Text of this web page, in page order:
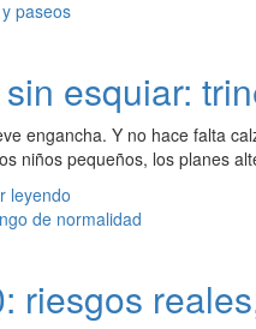
esquiar:
engancha. Y no hace falta
niños pequeños, los planes
leyendo
riesgos